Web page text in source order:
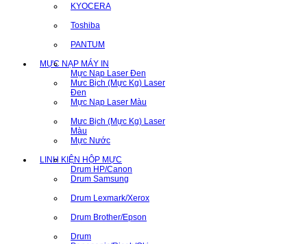
KYOCERA
Toshiba
PANTUM
MỰC NẠP MÁY IN
Mực Nạp Laser Đen
Mưc Bịch (Mực Kg) Laser
Đen
Mực Nạp Laser Màu
Mưc Bịch (Mực Kg) Laser
Màu
Mực Nước
LINH KIỆN HỘP MỰC
Drum HP/Canon
Drum Samsung
Drum Lexmark/Xerox
Drum Brother/Epson
Drum